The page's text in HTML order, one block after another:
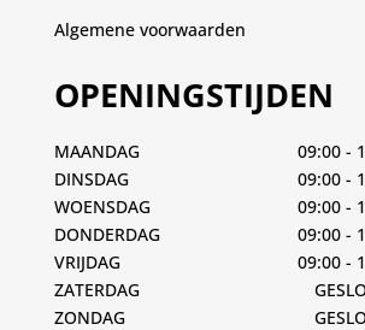
Algemene voorwaarden
OPENINGSTIJDEN
MAANDAG
09:00 -
DINSDAG
09:00 -
WOENSDAG
09:00 -
DONDERDAG
09:00 -
VRIJDAG
09:00 -
ZATERDAG
ZONDAG